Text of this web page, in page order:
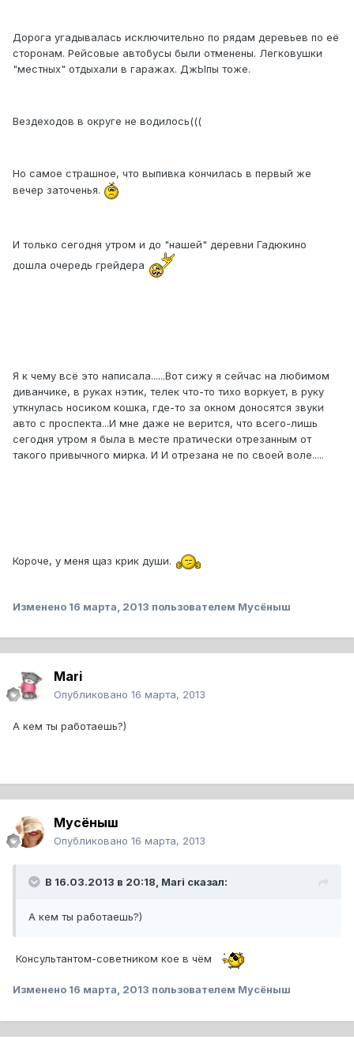
Дорога угадывалась исключительно по рядам деревьев по её
сторонам. Рейсовые автобусы были отменены. Легковушки
"местных" отдыхали в гаражах. ДжЫпы тоже.
Вездеходов в округе не водилось(((
Но самое страшное, что выпивка кончилась в первый же
вечер заточенья.
И только сегодня утром и до "нашей" деревни Гадюкино
дошла очередь грейдера
Я к чему всё это написала......Вот сижу я сейчас на любимом
диванчике, в руках нэтик, телек что-то тихо воркует, в руку
уткнулась носиком кошка, где-то за окном доносятся звуки
авто с проспекта...И мне даже не верится, что всего-лишь
сегодня утром я была в месте пратически отрезанным от
такого привычного мирка. И И отрезана не по своей воле.....
Короче, у меня щаз крик души.
Изменено 16 марта, 2013 пользователем Мусёныш
Mari
Опубликовано 16 марта, 2013
А кем ты работаешь?)
Мусёныш
Опубликовано 16 марта, 2013
В 16.03.2013 в 20:18, Mari сказал:
А кем ты работаешь?)
Консультантом-советником кое в чём
Изменено 16 марта, 2013 пользователем Мусёныш